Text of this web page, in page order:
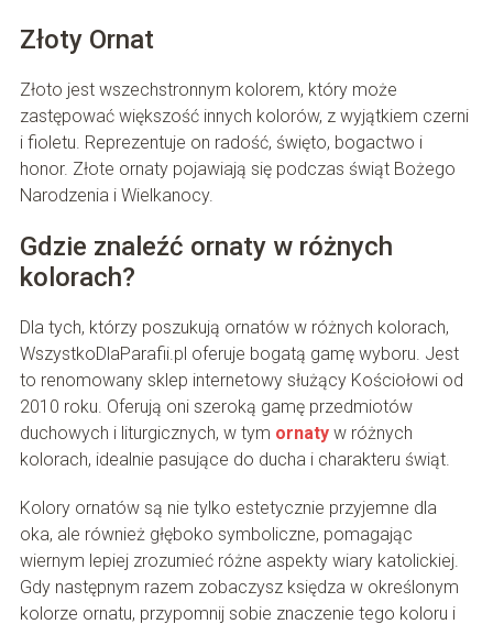
Złoty Ornat
Złoto jest wszechstronnym kolorem, który może
zastępować większość innych kolorów, z wyjątkiem czerni
i fioletu. Reprezentuje on radość, święto, bogactwo i
honor. Złote ornaty pojawiają się podczas świąt Bożego
Narodzenia i Wielkanocy.
Gdzie znaleźć ornaty w różnych
kolorach?
Dla tych, którzy poszukują ornatów w różnych kolorach,
WszystkoDlaParafii.pl oferuje bogatą gamę wyboru. Jest
to renomowany sklep internetowy służący Kościołowi od
2010 roku. Oferują oni szeroką gamę przedmiotów
duchowych i liturgicznych, w tym ornatyw różnych
kolorach, idealnie pasujące do ducha i charakteru świąt.
Kolory ornatów są nie tylko estetycznie przyjemne dla
oka, ale również głęboko symboliczne, pomagając
wiernym lepiej zrozumieć różne aspekty wiary katolickiej.
Gdy następnym razem zobaczysz księdza w określonym
kolorze ornatu, przypomnij sobie znaczenie tego koloru i